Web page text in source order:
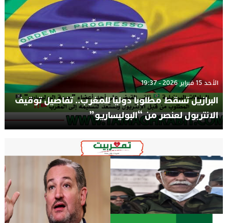
الأحد 15 فبراير 2026 - 19:37
البرازيل تسقط مطلوبا دوليا للمغرب.. تفاصيل توقيف
الانتربول لعنصر من “البوليساريو”